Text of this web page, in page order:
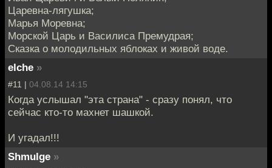
Царевна-лягушка;
Марья Моревна;
Морской Царь и Василиса Премудрая;
Сказка о молодильных яблоках и живой воде.
elche »
#11 | 04.08.14 14:15
Когда услышал "эта страна" - сразу понял, что
сейчас кто-то махнет шашкой.
И угадал!!!
Shmulge »